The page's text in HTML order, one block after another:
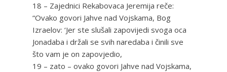
18 – Zajednici Rekabovaca Jeremija reče:
“Ovako govori Jahve nad Vojskama, Bog
Izraelov: ‘Jer ste slušali zapovijedi svoga oca
Jonadaba i držali se svih naredaba i činili sve
što vam je on zapovjedio,
19 – zato – ovako govori Jahve nad Vojskama,